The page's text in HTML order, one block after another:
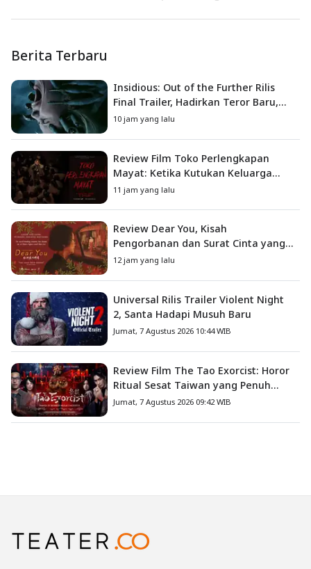
Berita Terbaru
Insidious: Out of the Further Rilis
Final Trailer, Hadirkan Teror Baru,
Iblis Kini Masuk ke Dunia Manusia
10 jam yang lalu
Review Film Toko Perlengkapan
Mayat: Ketika Kutukan Keluarga
Menjadi Sumber Teror yang
11 jam yang lalu
Review Dear You, Kisah
Pengorbanan dan Surat Cinta yang
Menyentuh Hati
12 jam yang lalu
Universal Rilis Trailer Violent Night
2, Santa Hadapi Musuh Baru
Jumat, 7 Agustus 2026 10:44 WIB
Review Film The Tao Exorcist: Horor
Ritual Sesat Taiwan yang Penuh
Misteri dan Teror Psikologis
Jumat, 7 Agustus 2026 09:42 WIB